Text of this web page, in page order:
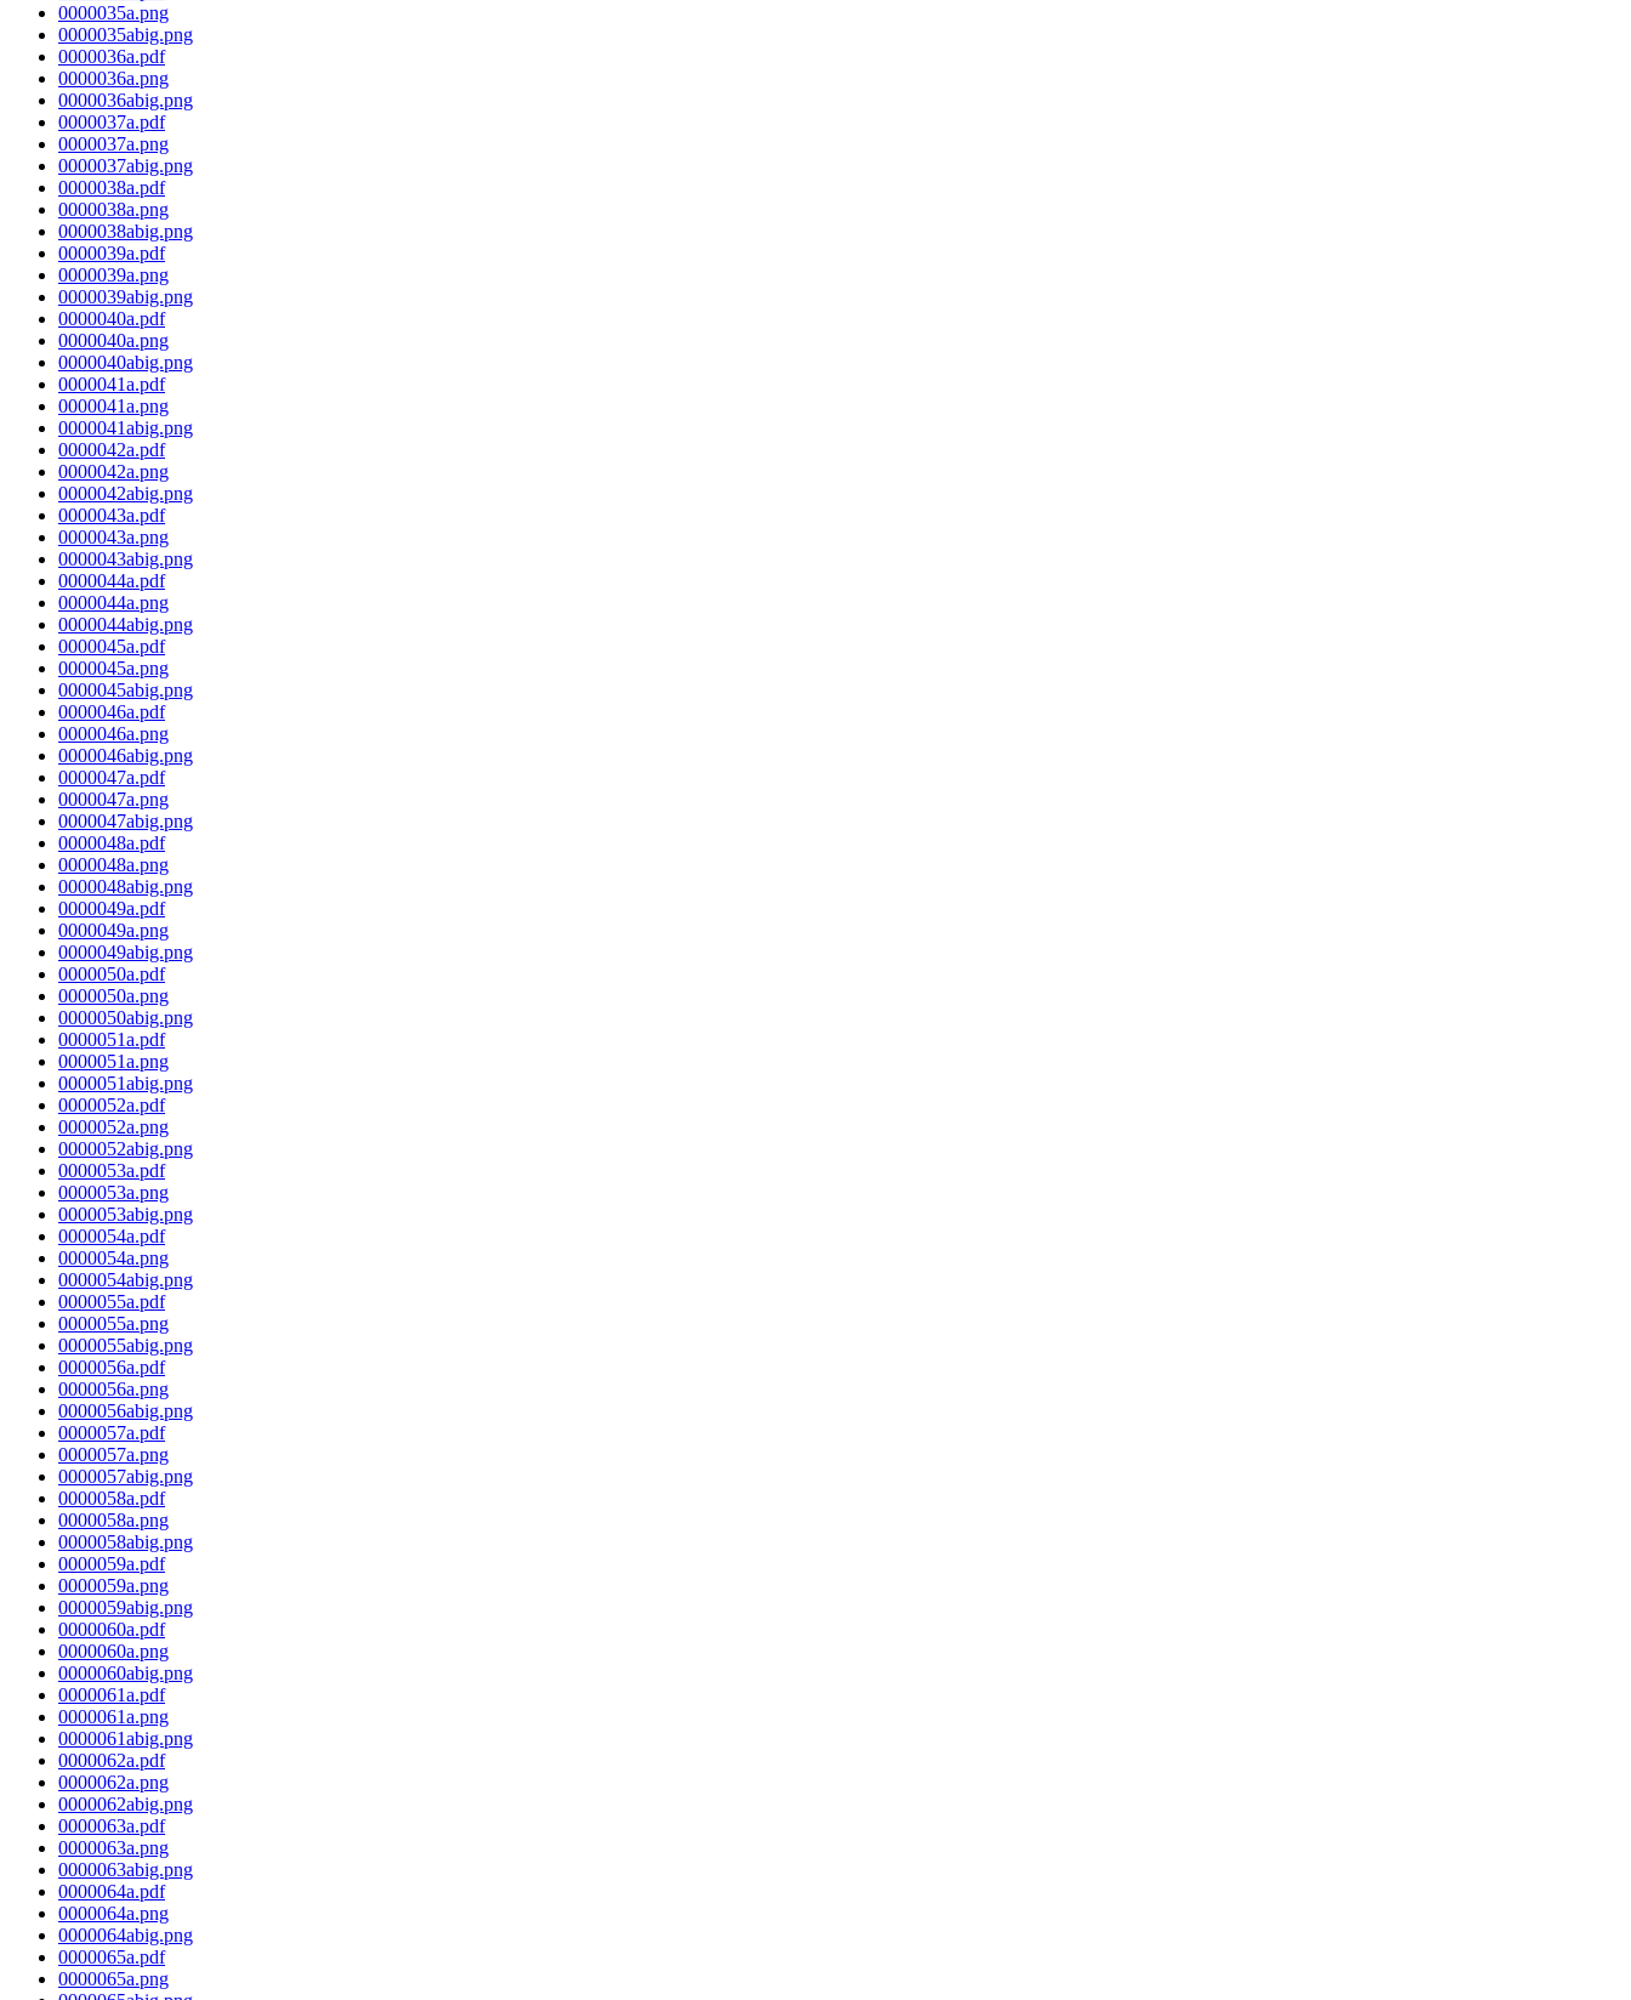
0000035a.png
0000035abig.png
0000036a.pdf
0000036a.png
0000036abig.png
0000037a.pdf
0000037a.png
0000037abig.png
0000038a.pdf
0000038a.png
0000038abig.png
0000039a.pdf
0000039a.png
0000039abig.png
0000040a.pdf
0000040a.png
0000040abig.png
0000041a.pdf
0000041a.png
0000041abig.png
0000042a.pdf
0000042a.png
0000042abig.png
0000043a.pdf
0000043a.png
0000043abig.png
0000044a.pdf
0000044a.png
0000044abig.png
0000045a.pdf
0000045a.png
0000045abig.png
0000046a.pdf
0000046a.png
0000046abig.png
0000047a.pdf
0000047a.png
0000047abig.png
0000048a.pdf
0000048a.png
0000048abig.png
0000049a.pdf
0000049a.png
0000049abig.png
0000050a.pdf
0000050a.png
0000050abig.png
0000051a.pdf
0000051a.png
0000051abig.png
0000052a.pdf
0000052a.png
0000052abig.png
0000053a.pdf
0000053a.png
0000053abig.png
0000054a.pdf
0000054a.png
0000054abig.png
0000055a.pdf
0000055a.png
0000055abig.png
0000056a.pdf
0000056a.png
0000056abig.png
0000057a.pdf
0000057a.png
0000057abig.png
0000058a.pdf
0000058a.png
0000058abig.png
0000059a.pdf
0000059a.png
0000059abig.png
0000060a.pdf
0000060a.png
0000060abig.png
0000061a.pdf
0000061a.png
0000061abig.png
0000062a.pdf
0000062a.png
0000062abig.png
0000063a.pdf
0000063a.png
0000063abig.png
0000064a.pdf
0000064a.png
0000064abig.png
0000065a.pdf
0000065a.png